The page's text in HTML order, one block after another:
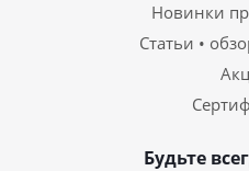
Новинки
Статьи •
Будьте